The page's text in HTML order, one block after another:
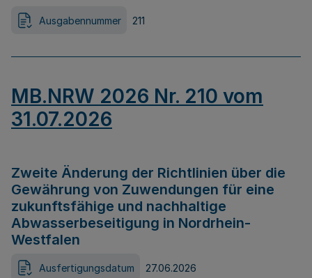
Ausgabennummer 211
MB.NRW 2026 Nr. 210 vom
31.07.2026
Zweite Änderung der Richtlinien über die
Gewährung von Zuwendungen für eine
zukunftsfähige und nachhaltige
Abwasserbeseitigung in Nordrhein-
Westfalen
Ausfertigungsdatum 27.06.2026